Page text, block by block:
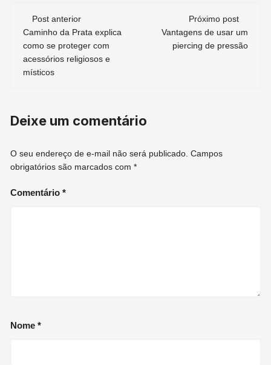
Navegação
de
post
Post anterior
Caminho da Prata explica
como se proteger com
acessórios religiosos e
místicos
Próximo post
Vantagens de usar um
piercing de pressão
Deixe um comentário
O seu endereço de e-mail não será publicado. Campos
obrigatórios são marcados com*
Comentário*
Nome*